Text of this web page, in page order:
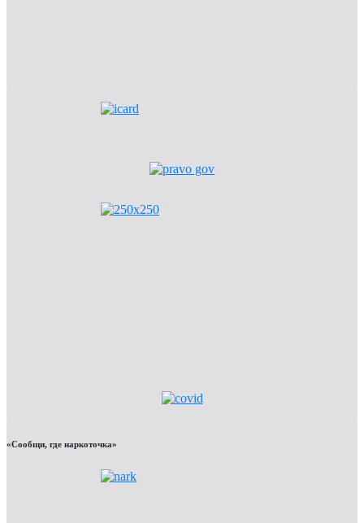
«Сообщи, где наркоточка»